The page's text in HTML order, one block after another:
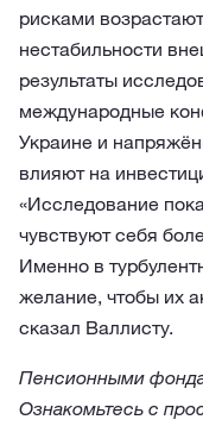
рисками
нестабильности
результаты
международные
Украине и
влияют на
«Исследование
чувствуют себя
Именно в
желание, чтобы их
сказал Валлисту.
Пенсионными
Ознакомьтесь с